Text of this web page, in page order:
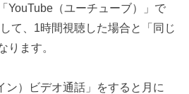
YouTube（ユーチューブ）」で
て、1時間視聴した場合と「同じ
ります。
ン）ビデオ通話」をすると月に